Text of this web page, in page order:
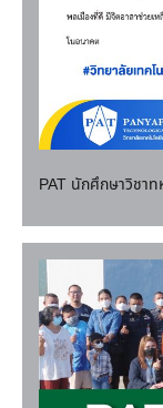
PAT นักศึกษาวิชา